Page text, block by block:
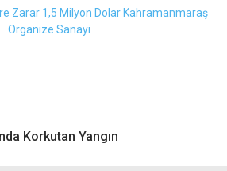
Korkutan Yangın